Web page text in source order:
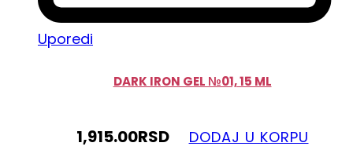
Uporedi
DARK IRON GEL №01, 15 ML
1,915.00RSD
DODAJ U KORPU